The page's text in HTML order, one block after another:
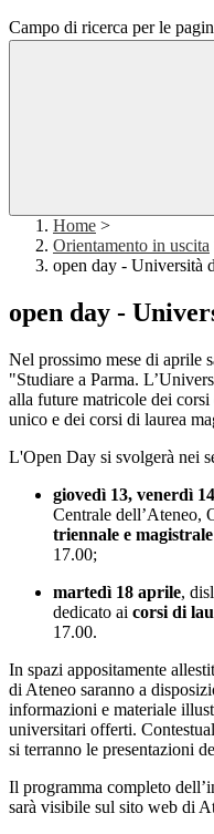
Campo di ricerca per le
Home >
Orientamento in uscita
open day - Università
open day -
Nel prossimo mese di aprile
"Studiare a Parma.
alla future matricole dei
unico e dei corsi di laurea
L'Open Day si svolgerà nei
giovedì 13, venerdì
Centrale dell’Ateneo,
triennale e
17.00;
martedì 18 aprile,
dedicato ai corsi di
17.00.
In spazi appositamente
di Ateneo saranno a
informazioni e materiale
universitari offerti.
si terranno le presentazioni
Il programma completo
sarà visibile sul sito web di